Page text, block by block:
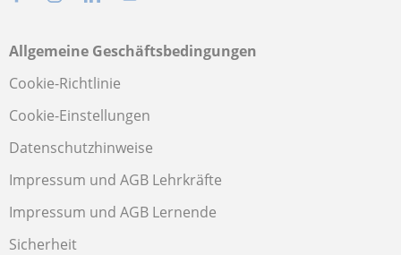
Allgemeine Geschäftsbedingungen
Cookie-Richtlinie
Cookie-Einstellungen
Datenschutzhinweise
Impressum und AGB Lehrkräfte
Impressum und AGB Lernende
Sicherheit